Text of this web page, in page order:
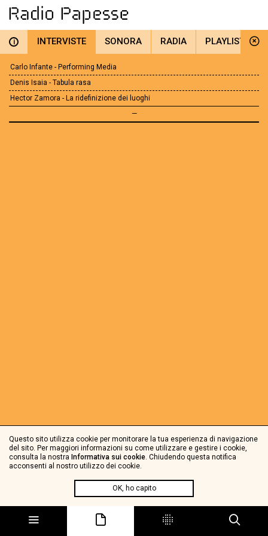
i INTERVISTE SONORA RADIA PLAYLIST
Carlo Infante - Performing Media
Denis Isaia - Tabula rasa
Hector Zamora - La ridefinizione dei luoghi
—
Questo sito utilizza cookie per monitorare la tua esperienza di navigazione
del sito. Per maggiori informazioni su come utilizzare e gestire i cookie,
consulta la nostra Informativa sui cookie. Chiudendo questa notifica
acconsenti al nostro utilizzo dei cookie.
OK, ho capito